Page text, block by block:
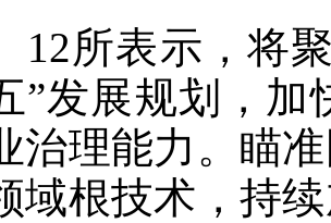
所表示，将聚
”发展规划，
治理能力。瞄
域根技术，持